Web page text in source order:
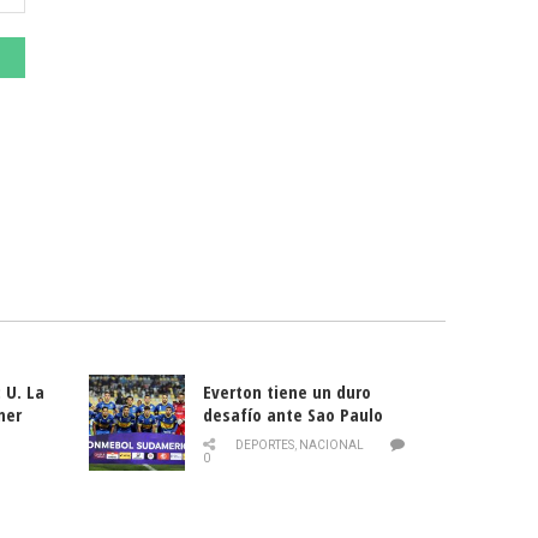
La
Everton tiene un duro
desafío ante Sao Paulo
DEPORTES, NACIONAL
0